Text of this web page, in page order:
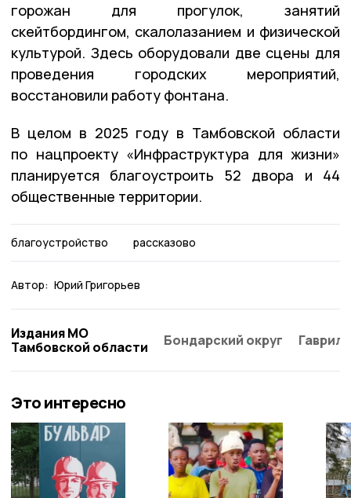
горожан для прогулок, занятий
скейтбордингом, скалолазанием и физической
культурой. Здесь оборудовали две сцены для
проведения городских мероприятий,
восстановили работу фонтана.
В целом в 2025 году в Тамбовской области
по нацпроекту «Инфраструктура для жизни»
планируется благоустроить 52 двора и 44
общественные территории.
благоустройство рассказово
Автор: Юрий Григорьев
Издания МО
Тамбовской области
Бондарский округ
Это интересно